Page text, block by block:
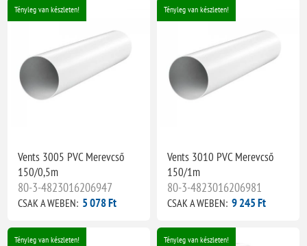
Tényleg van készleten!
Vents 3005 PVC Merevcső
150/0,5m
80-3-4823016206947
CSAK A WEBEN: 5 078 Ft
Tényleg van készleten!
Vents 3010 PVC Merevcső
150/1m
80-3-4823016206981
CSAK A WEBEN: 9 245 Ft
Tényleg van készleten! Tényleg van készleten!